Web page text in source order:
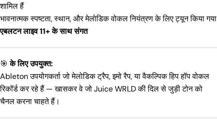
शामिल हैं
भावनात्मक स्पष्टता, स्थान, और मेलोडिक वोकल नियंत्रण के लिए ट्यून किया गया
एबलटन लाइव 11+ के साथ संगत
🎯के लिए उपयुक्त:
Ableton उपयोगकर्ता जो मेलोडिक ट्रैप, इमो रैप, या वैकल्पिक हिप हॉप वोकल
रिकॉर्ड कर रहे हैं — खासकर वे जो Juice WRLD की दिल से जुड़ी टोन को
चैनल करना चाहते हैं।